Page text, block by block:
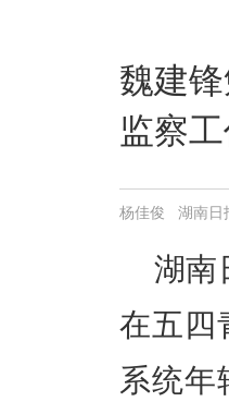
魏建
监察
杨佳俊 湖南日
湖南
在五四
系统年